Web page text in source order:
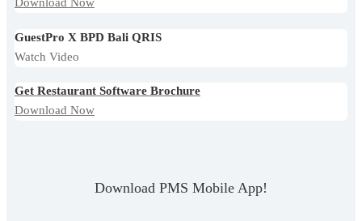
GuestPro X BPD Bali QRIS
Watch Video
Get Restaurant Software Brochure
Download Now
Download PMS Mobile App!